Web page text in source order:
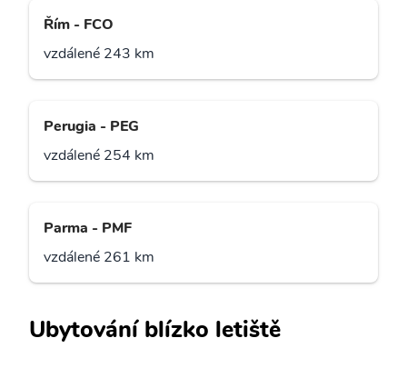
Řím - FCO
vzdálené 243 km
Perugia - PEG
vzdálené 254 km
Parma - PMF
vzdálené 261 km
Ubytování blízko letiště